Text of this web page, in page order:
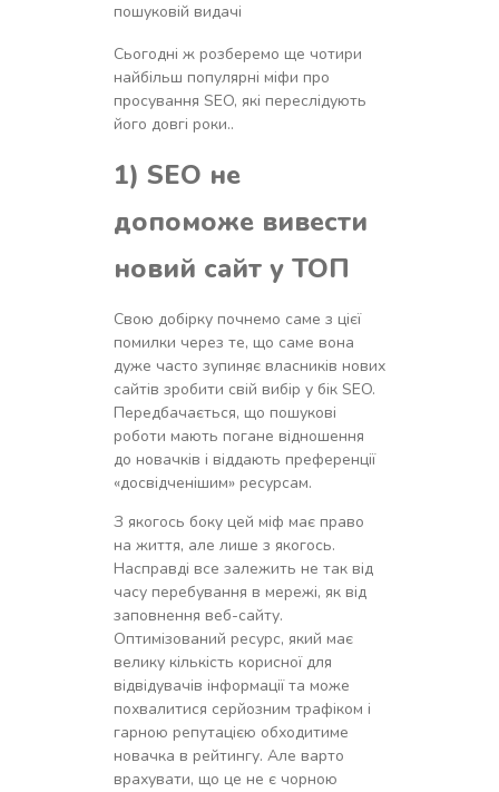
пошуковій видачі
Сьогодні ж розберемо ще чотири
найбільш популярні міфи про
просування SEO, які переслідують
його довгі роки..
1) SEO не
допоможе вивести
новий сайт у ТОП
Свою добірку почнемо саме з цієї
помилки через те, що саме вона
дуже часто зупиняє власників нових
сайтів зробити свій вибір у бік SEO.
Передбачається, що пошукові
роботи мають погане відношення
до новачків і віддають преференції
«досвідченішим» ресурсам.
З якогось боку цей міф має право
на життя, але лише з якогось.
Насправді все залежить не так від
часу перебування в мережі, як від
заповнення веб-сайту.
Оптимізований ресурс, який має
велику кількість корисної для
відвідувачів інформації та може
похвалитися серйозним трафіком і
гарною репутацією обходитиме
новачка в рейтингу. Але варто
врахувати, що це не є чорною